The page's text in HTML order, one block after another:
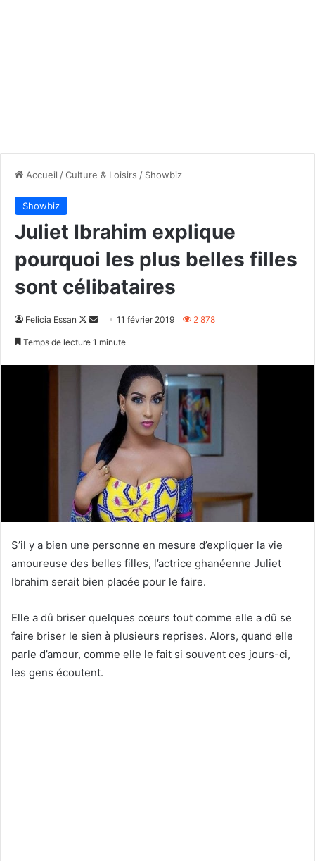
Accueil /Culture & Loisirs / Showbiz
Showbiz
Juliet Ibrahim explique
pourquoi les plus belles filles
sont célibataires
Felicia Essan
Follow
Envoyer11 février 2019 2 878
Temps de lecture 1 minute
S’il y a bien une personne en mesure d’expliquer la vie
amoureuse des belles filles, l’actrice ghanéenne Juliet
Ibrahim serait bien placée pour le faire.
Elle a dû briser quelques cœurs tout comme elle a dû se
faire briser le sien à plusieurs reprises. Alors, quand elle
parle d’amour, comme elle le fait si souvent ces jours-ci,
les gens écoutent.